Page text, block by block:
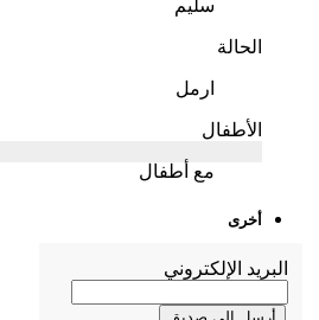
سليم
الحالة
ارمل
الأطفال
مع أطفال
أخرى
البريد الإلكتروني